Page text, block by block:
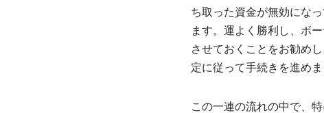
ち取った資金が無効にな
ます。運よく勝利し、ボ
させておくことをお勧め
定に従って手続きを進めま
この一連の流れの中で、